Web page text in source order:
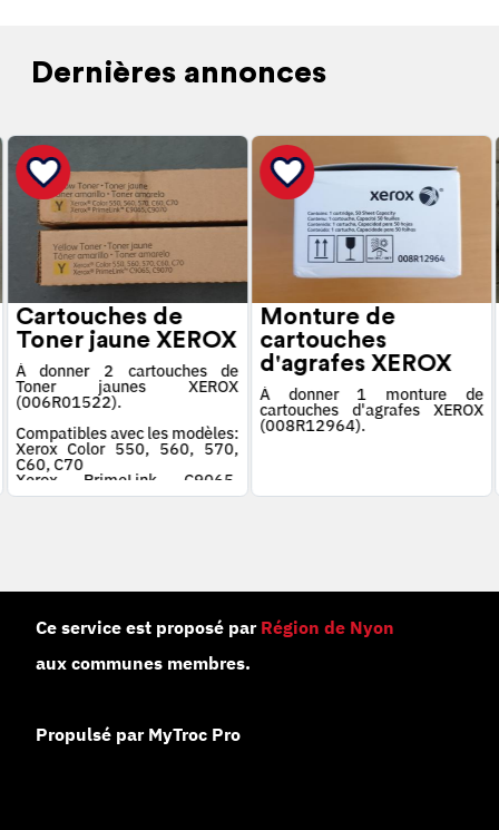
Dernières annonces
Cartouches de
Toner jaune XEROX
À donner 2 cartouches de
Toner jaunes XEROX
(006R01522).
Compatibles avec les modèles:
Xerox Color 550, 560, 570,
C60, C70
Xerox PrimeLink C9065,
C9070
Monture de
cartouches
d'agrafes XEROX
À donner 1 monture de
cartouches d'agrafes XEROX
(008R12964).
Ce service est proposé par Région de Nyon
aux communes membres.
Propulsé par MyTroc Pro